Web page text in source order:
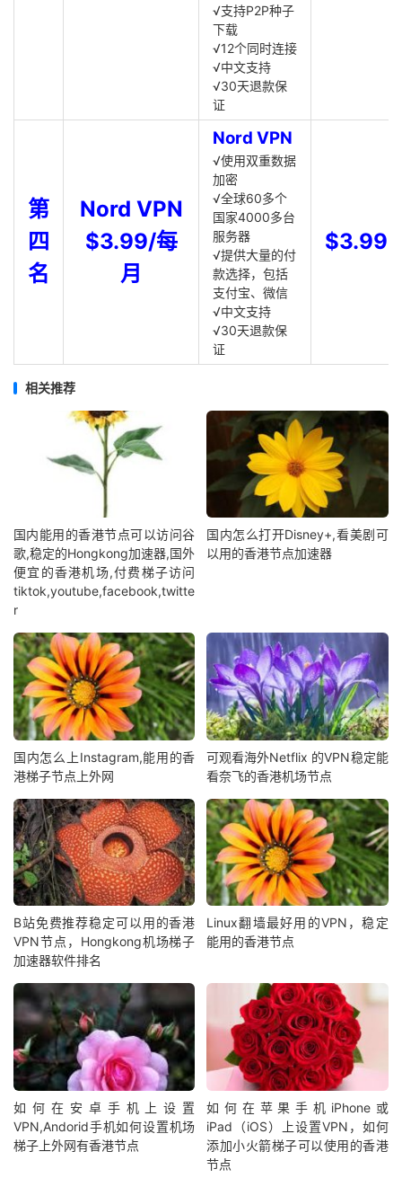
√支持P2P种子
下载
√12个同时连接
√中文支持
√30天退款保
证
第
四
名
Nord VPN
$3.99/每
月
Nord VPN
√使用双重数据
加密
√全球60多个
国家4000多台
服务器
√提供大量的付
款选择，包括
支付宝、微信
√中文支持
√30天退款保
证
$3.99
相关推荐
国内能用的香港节点可以访问谷
歌,稳定的Hongkong加速器,国外
便宜的香港机场,付费梯子访问
tiktok,youtube,facebook,twitte
r
国内怎么打开Disney+,看美剧可
以用的香港节点加速器
国内怎么上Instagram,能用的香
港梯子节点上外网
可观看海外Netflix 的VPN稳定能
看奈飞的香港机场节点
B站免费推荐稳定可以用的香港
VPN节点，Hongkong机场梯子
加速器软件排名
Linux翻墙最好用的VPN，稳定
能用的香港节点
如何在安卓手机上设置
VPN,Andorid手机如何设置机场
梯子上外网有香港节点
如何在苹果手机iPhone或
iPad（iOS）上设置VPN，如何
添加小火箭梯子可以使用的香港
节点